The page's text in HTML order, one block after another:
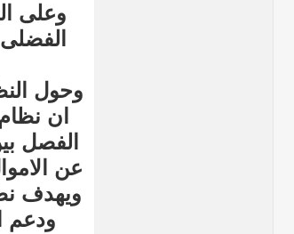
وعلى
وحول
ان
الفصل
عن
‏ويهدف
ودعم